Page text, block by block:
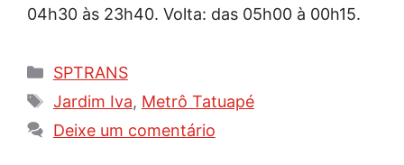
04h30 às 23h40. Volta: das 05h00 à 00h15.
Categorias
SPTRANS
Tags
Jardim Iva, Metrô Tatuapé
Deixe um comentário